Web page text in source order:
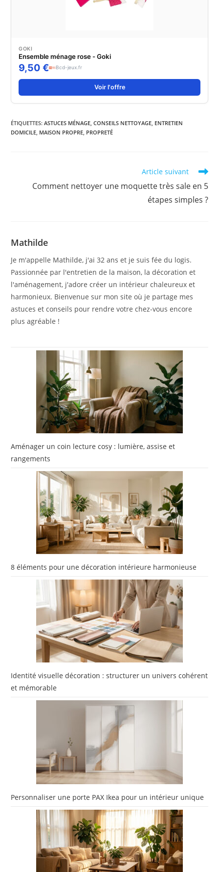
GOKI
Ensemble ménage rose - Goki
9,50 € Bcd-jeux.fr
Voir l'offre
ÉTIQUETTES:ASTUCES MÉNAGE CONSEILS NETTOYAGE ENTRETIEN
DOMICILE MAISON PROPRE PROPRETÉ
articles
Article suivant
Comment nettoyer une moquette très sale en 5
étapes simples ?
Mathilde
Je m'appelle Mathilde, j'ai 32 ans et je suis fée du logis.
Passionnée par l'entretien de la maison, la décoration et
l'aménagement, j'adore créer un intérieur chaleureux et
harmonieux. Bienvenue sur mon site où je partage mes
astuces et conseils pour rendre votre chez-vous encore
plus agréable !
Aménager un coin lecture cosy : lumière, assise et
rangements
8 éléments pour une décoration intérieure harmonieuse
Identité visuelle décoration : structurer un univers cohérent
et mémorable
Personnaliser une porte PAX Ikea pour un intérieur unique